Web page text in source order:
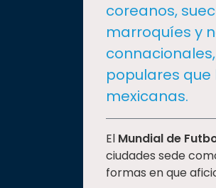
coreanos,
marroquíes y
populares
mexicanas.
El Mundial de
ciudades sede
formas en que